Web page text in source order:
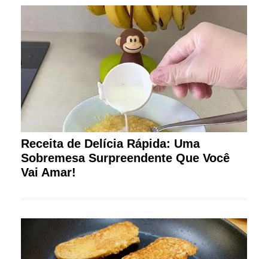
Receita de Delícia Rápida: Uma
Sobremesa Surpreendente Que Você
Vai Amar!